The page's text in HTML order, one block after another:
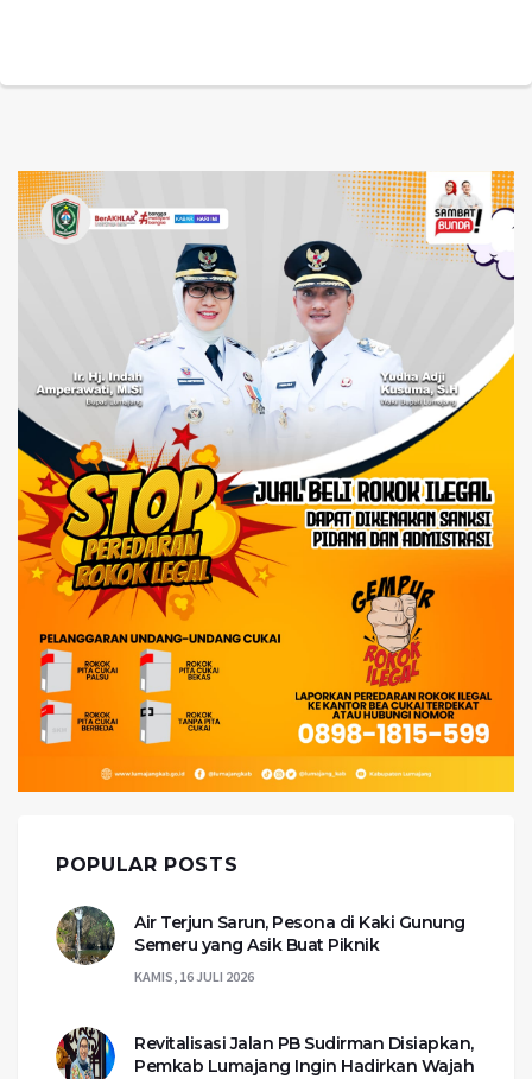
POPULAR POSTS
Air Terjun Sarun, Pesona di Kaki Gunung
Semeru yang Asik Buat Piknik
KAMIS, 16 JULI 2026
Revitalisasi Jalan PB Sudirman Disiapkan,
Pemkab Lumajang Ingin Hadirkan Wajah